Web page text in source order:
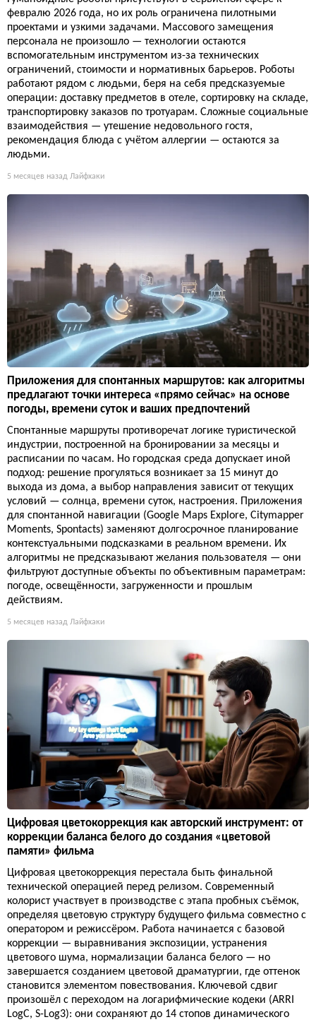
февралю 2026 года, но их роль ограничена пилотными
проектами и узкими задачами. Массового замещения
персонала не произошло — технологии остаются
вспомогательным инструментом из-за технических
ограничений, стоимости и нормативных барьеров. Роботы
работают рядом с людьми, беря на себя предсказуемые
операции: доставку предметов в отеле, сортировку на складе,
транспортировку заказов по тротуарам. Сложные социальные
взаимодействия — утешение недовольного гостя,
рекомендация блюда с учётом аллергии — остаются за
людьми.
5 месяцев назад Лайфхаки
Приложения для спонтанных маршрутов: как алгоритмы
предлагают точки интереса «прямо сейчас» на основе
погоды, времени суток и ваших предпочтений
Спонтанные маршруты противоречат логике туристической
индустрии, построенной на бронировании за месяцы и
расписании по часам. Но городская среда допускает иной
подход: решение прогуляться возникает за 15 минут до
выхода из дома, а выбор направления зависит от текущих
условий — солнца, времени суток, настроения. Приложения
для спонтанной навигации (Google Maps Explore, Citymapper
Moments, Spontacts) заменяют долгосрочное планирование
контекстуальными подсказками в реальном времени. Их
алгоритмы не предсказывают желания пользователя — они
фильтруют доступные объекты по объективным параметрам:
погоде, освещённости, загруженности и прошлым
действиям.
5 месяцев назад Лайфхаки
Цифровая цветокоррекция как авторский инструмент: от
коррекции баланса белого до создания «цветовой
памяти» фильма
Цифровая цветокоррекция перестала быть финальной
технической операцией перед релизом. Современный
колорист участвует в производстве с этапа пробных съёмок,
определяя цветовую структуру будущего фильма совместно с
оператором и режиссёром. Работа начинается с базовой
коррекции — выравнивания экспозиции, устранения
цветового шума, нормализации баланса белого — но
завершается созданием цветовой драматургии, где оттенок
становится элементом повествования. Ключевой сдвиг
произошёл с переходом на логарифмические кодеки (ARRI
LogC, S-Log3): они сохраняют до 14 стопов динамического